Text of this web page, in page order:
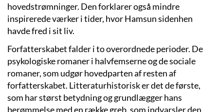
hovedstrømninger. Den forklarer også mindre
inspirerede værker i tider, hvor Hamsun sidenhen
havde fred i sit liv.
Forfatterskabet falder i to overordnede perioder. De
psykologiske romaner i halvfemserne og de sociale
romaner, som udgør hovedparten af resten af
forfatterskabet. Litteraturhistorisk er det de første,
som har størst betydning og grundlægger hans
berømmelse med en række greb, som indvarsler den